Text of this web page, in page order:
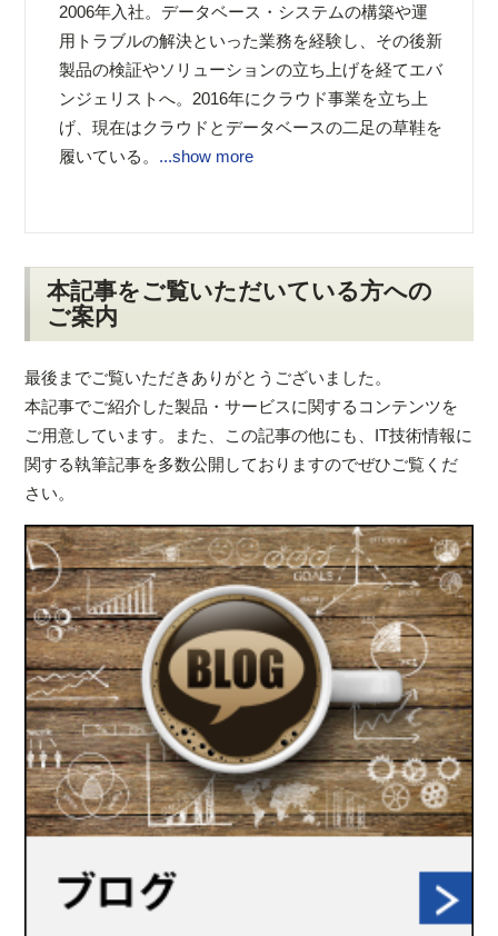
2006年入社。データベース・システムの構築や運
用トラブルの解決といった業務を経験し、その後新
製品の検証やソリューションの立ち上げを経てエバ
ンジェリストへ。2016年にクラウド事業を立ち上
げ、現在はクラウドとデータベースの二足の草鞋を
履いている。 ...show more
本記事をご覧いただいている方への
ご案内
最後までご覧いただきありがとうございました。
本記事でご紹介した製品・サービスに関するコンテンツを
ご用意しています。また、この記事の他にも、IT技術情報に
関する執筆記事を多数公開しておりますのでぜひご覧くだ
さい。